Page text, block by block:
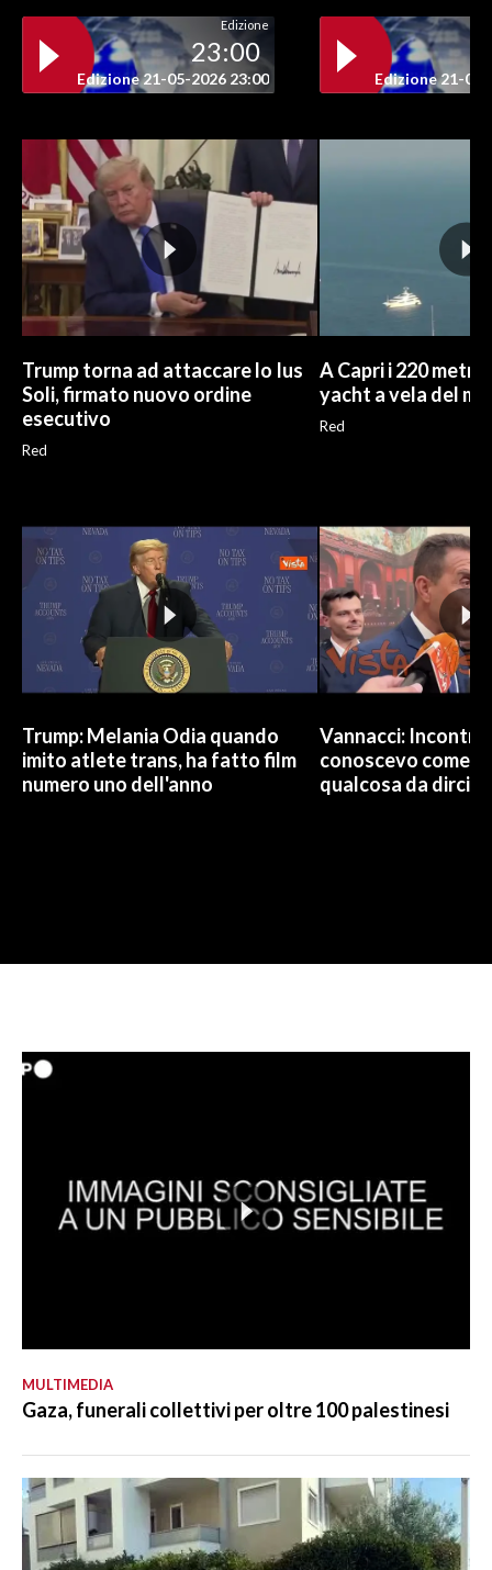
Edizione
23:00
Edizione 21-05-2026 23:00 Edizione 21-05-
Trump torna ad attaccare lo Ius
Soli, firmato nuovo ordine
esecutivo
Red
A Capri i 220 metri
yacht a vela del
Red
Trump: Melania Odia quando
imito atlete trans, ha fatto film
numero uno dell'anno
Vannacci: Incontro
conoscevo come
qualcosa da dirci
MULTIMEDIA
Gaza, funerali collettivi per oltre 100 palestinesi